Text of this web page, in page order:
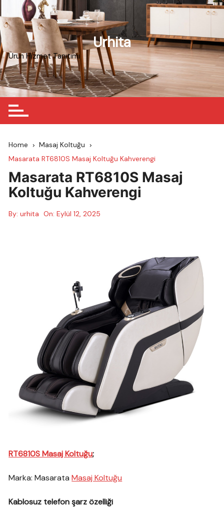
to
content
Urhita
Ürün Hizmet Tanıtımı
Home
Masaj Koltuğu
Masarata RT6810S Masaj Koltuğu Kahverengi
Masarata RT6810S Masaj
Koltuğu Kahverengi
By: urhita On:Eylül 12, 2025
RT6810S Masaj Koltuğu;
Marka: MasarataMasaj Koltuğu
Kablosuz telefon şarz özelliği